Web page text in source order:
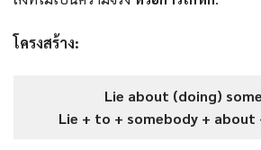
โครงสร้าง:
Lie about (doing)
Lie + to + somebody + about